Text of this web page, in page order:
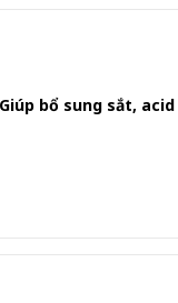
bổ sung sắt,